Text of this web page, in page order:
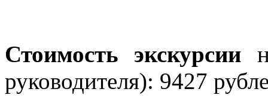
Стоимость экскурсии
руководителя): 9427